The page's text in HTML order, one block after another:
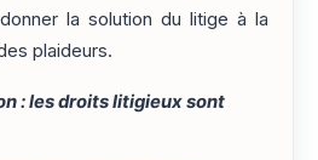
la solution du litige à la
plaideurs.
: les droits litigieux sont